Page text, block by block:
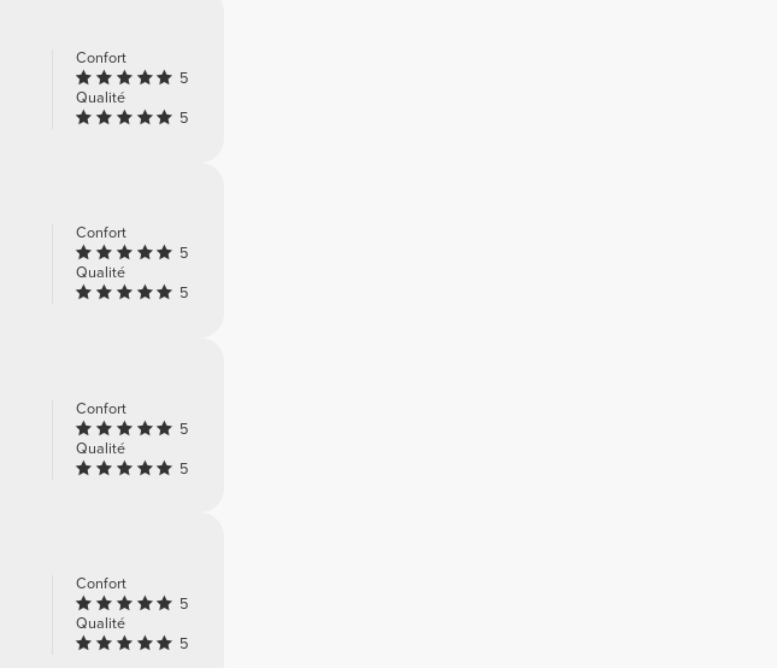
Confort
5
Qualité
5
Confort
5
Qualité
5
Confort
5
Qualité
5
Confort
5
Qualité
5